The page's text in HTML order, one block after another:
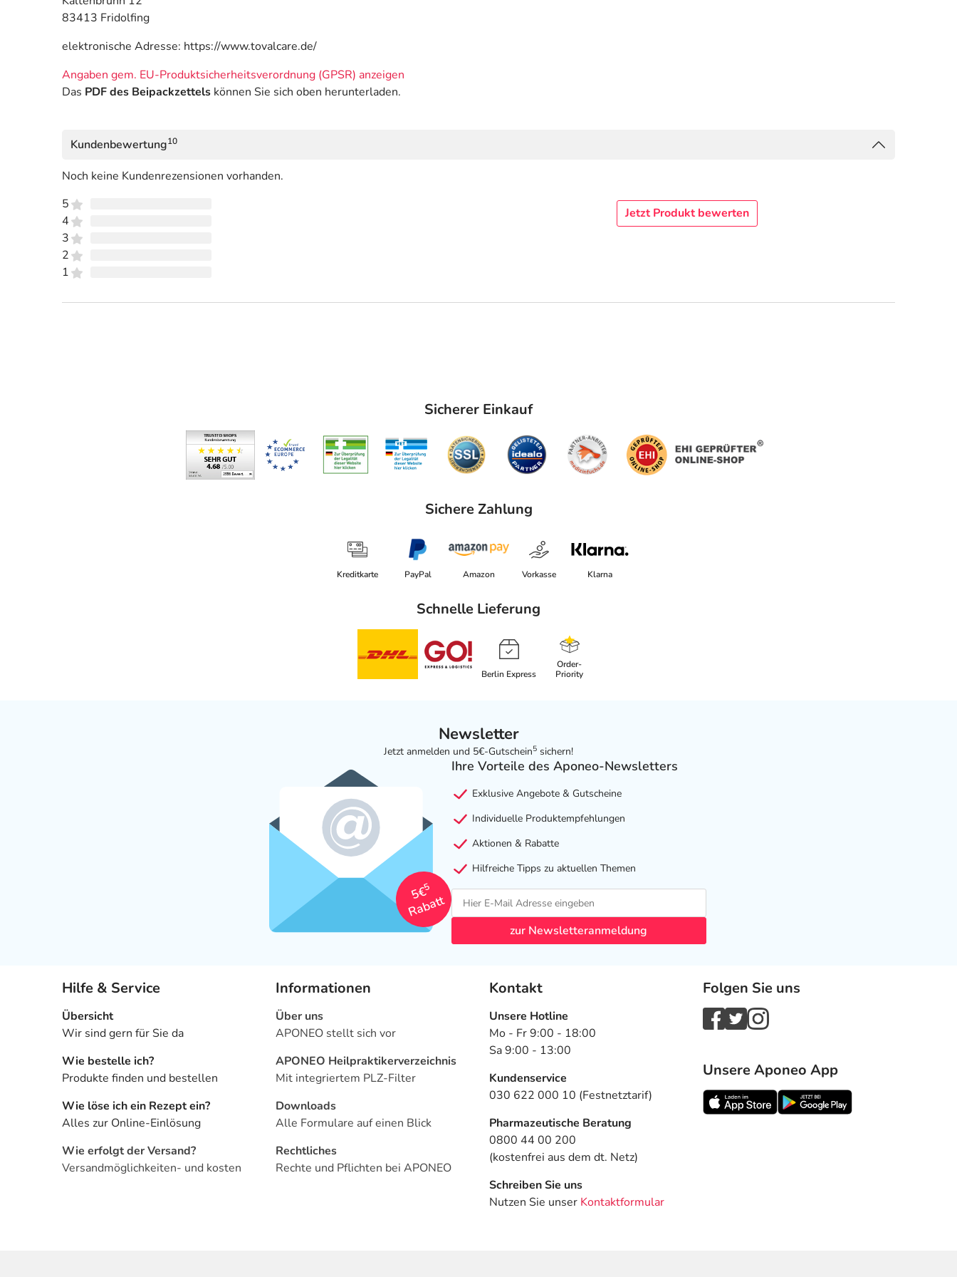
83413 Fridolfing
elektronische Adresse: https://www.tovalcare.de/
Angaben gem. EU-Produktsicherheitsverordnung (GPSR) anzeigen
Das PDF des Beipackzettels können Sie sich oben herunterladen.
Kundenbewertung10
Noch keine Kundenrezensionen vorhanden.
5
4
3
2
1
Jetzt Produkt bewerten
Sicherer Einkauf
Sichere Zahlung
Kreditkarte PayPal Amazon Vorkasse Klarna
Schnelle Lieferung
Berlin Express
Order-
Priority
Newsletter
Jetzt anmelden und 5€-Gutschein5 sichern!
5€
5
Rabatt
Ihre Vorteile des Aponeo-Newsletters
Exklusive Angebote & Gutscheine
Individuelle Produktempfehlungen
Aktionen & Rabatte
Hilfreiche Tipps zu aktuellen Themen
zur Newsletteranmeldung
Hilfe & Service
Übersicht
Wir sind gern für Sie da
Wie bestelle ich?
Produkte finden und bestellen
Wie löse ich ein Rezept ein?
Alles zur Online-Einlösung
Wie erfolgt der Versand?
Versandmöglichkeiten- und kosten
Informationen
Über uns
APONEO stellt sich vor
APONEO Heilpraktikerverzeichnis
Mit integriertem PLZ-Filter
Downloads
Alle Formulare auf einen Blick
Rechtliches
Rechte und Pflichten bei APONEO
Kontakt
Unsere Hotline
Mo - Fr 9:00 - 18:00
Sa 9:00 - 13:00
Kundenservice
030 622 000 10 (Festnetztarif)
Pharmazeutische Beratung
0800 44 00 200
(kostenfrei aus dem dt. Netz)
Schreiben Sie uns
Nutzen Sie unser Kontaktformular
Folgen Sie uns
Unsere Aponeo App